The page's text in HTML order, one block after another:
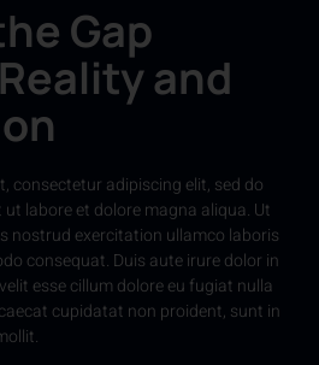
Gap
and
consectetur adipiscing elit, sed do
labore et dolore magna aliqua. Ut
nostrud exercitation ullamco laboris
consequat. Duis aute irure dolor in
esse cillum dolore eu fugiat nulla
cupidatat non proident, sunt in